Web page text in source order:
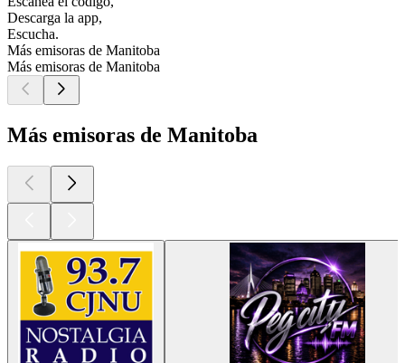
Descarga la app,
Escucha.
Más emisoras de Manitoba
Más emisoras de Manitoba
Más emisoras de Manitoba